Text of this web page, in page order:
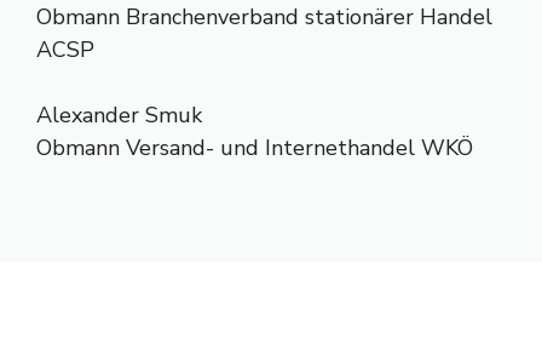
Obmann Branchenverband stationärer Handel
ACSP
Alexander Smuk
Obmann Versand- und Internethandel WKÖ